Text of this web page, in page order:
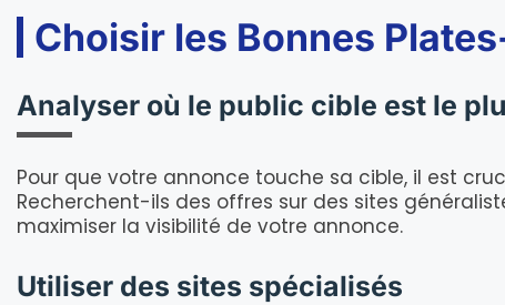
Choisir les Bonnes
Analyser où le public cible est le
Pour que votre annonce touche sa cible, il est
Recherchent-ils des offres sur des sites
maximiser la visibilité de votre annonce.
Utiliser des sites spécialisés